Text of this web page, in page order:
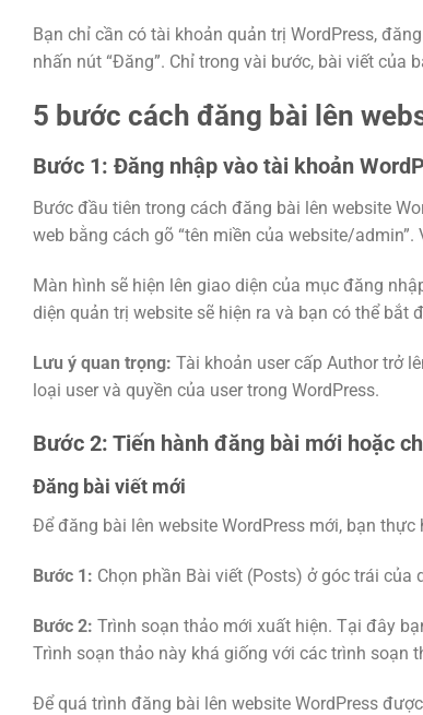
Bạn chỉ cần có tài khoản quản trị WordPress,
nhấn nút “Đăng”. Chỉ trong vài bước, bài viết của
5 bước cách đăng bài lên
Bước 1: Đăng nhập vào tài khoản
Bước đầu tiên trong cách đăng bài lên website
web bằng cách gõ “tên miền của website/
Màn hình sẽ hiện lên giao diện của mục đăng
diện quản trị website sẽ hiện ra và bạn có thể bắt
Lưu ý quan trọng: Tài khoản user cấp Author trở
loại user và quyền của user trong WordPress.
Bước 2: Tiến hành đăng bài mới hoặc
Đăng bài viết mới
Để đăng bài lên website WordPress mới, bạn thực
Bước 1: Chọn phần Bài viết (Posts) ở góc trái
Bước 2: Trình soạn thảo mới xuất hiện. Tại đây
Trình soạn thảo này khá giống với các trình soạn
Để quá trình đăng bài lên website WordPress